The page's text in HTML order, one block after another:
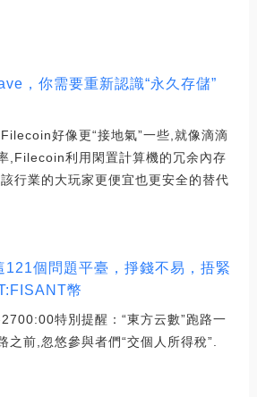
，你需要重新認識“永久存儲”
好像更“接地氣”一些,就像滴滴
,Filecoin利用閑置計算機的冗余內存
行業的大玩家更便宜也更安全的替代
121個問題平臺，掙錢不易，捂緊
幣
特別提醒：“東方云數”跑路一
之前,忽悠參與者們“交個人所得稅”.